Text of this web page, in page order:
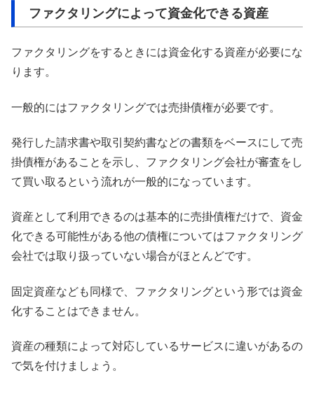
ファクタリングによって資金化できる資産
ファクタリングをするときには資金化する資産が必要にな
ります。
一般的にはファクタリングでは売掛債権が必要です。
発行した請求書や取引契約書などの書類をベースにして売
掛債権があることを示し、ファクタリング会社が審査をし
て買い取るという流れが一般的になっています。
資産として利用できるのは基本的に売掛債権だけで、資金
化できる可能性がある他の債権についてはファクタリング
会社では取り扱っていない場合がほとんどです。
固定資産なども同様で、ファクタリングという形では資金
化することはできません。
資産の種類によって対応しているサービスに違いがあるの
で気を付けましょう。